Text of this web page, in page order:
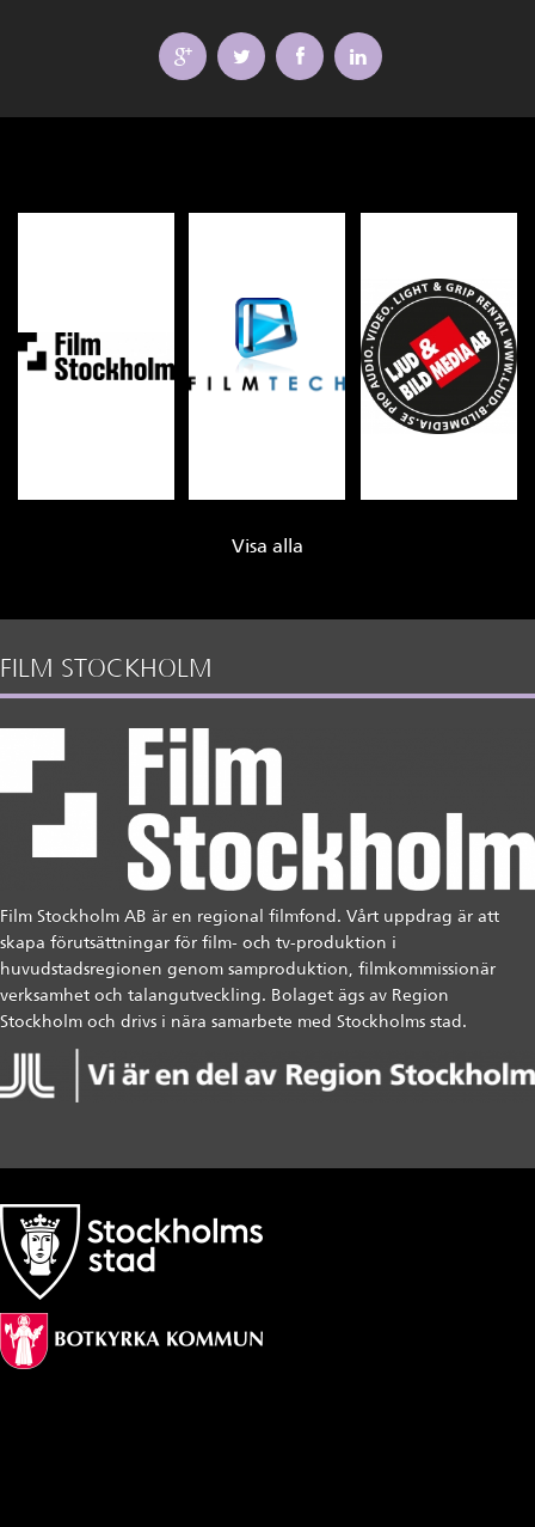
Visa alla
FILM STOCKHOLM
Film Stockholm AB är en regional filmfond. Vårt uppdrag är att
skapa förutsättningar för film- och tv-produktion i
huvudstadsregionen genom samproduktion, filmkommissionär
verksamhet och talangutveckling. Bolaget ägs av Region
Stockholm och drivs i nära samarbete med Stockholms stad.